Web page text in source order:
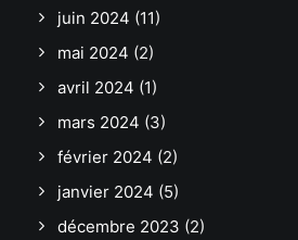
juin 2024 (11)
mai 2024 (2)
avril 2024 (1)
mars 2024 (3)
février 2024 (2)
janvier 2024 (5)
décembre 2023 (2)